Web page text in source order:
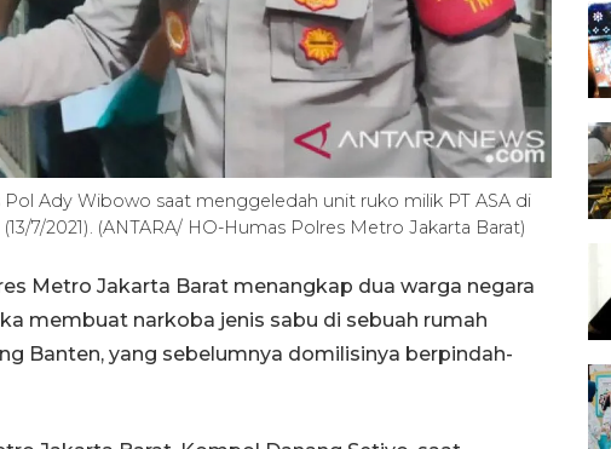
Ady Wibowo saat menggeledah unit ruko milik PT ASA di
7/2021). (ANTARA/ HO-Humas Polres Metro Jakarta Barat)
Metro Jakarta Barat menangkap dua warga negara
membuat narkoba jenis sabu di sebuah rumah
Banten, yang sebelumnya domilisinya berpindah-